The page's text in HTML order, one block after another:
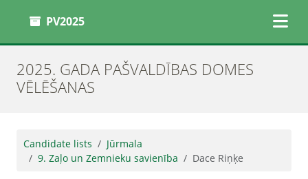
PV2025
2025. GADA PAŠVALDĪBAS DOMES
VĒLĒŠANAS
Candidate lists
Jūrmala
9. Zaļo un Zemnieku savienība
Dace Riņķe